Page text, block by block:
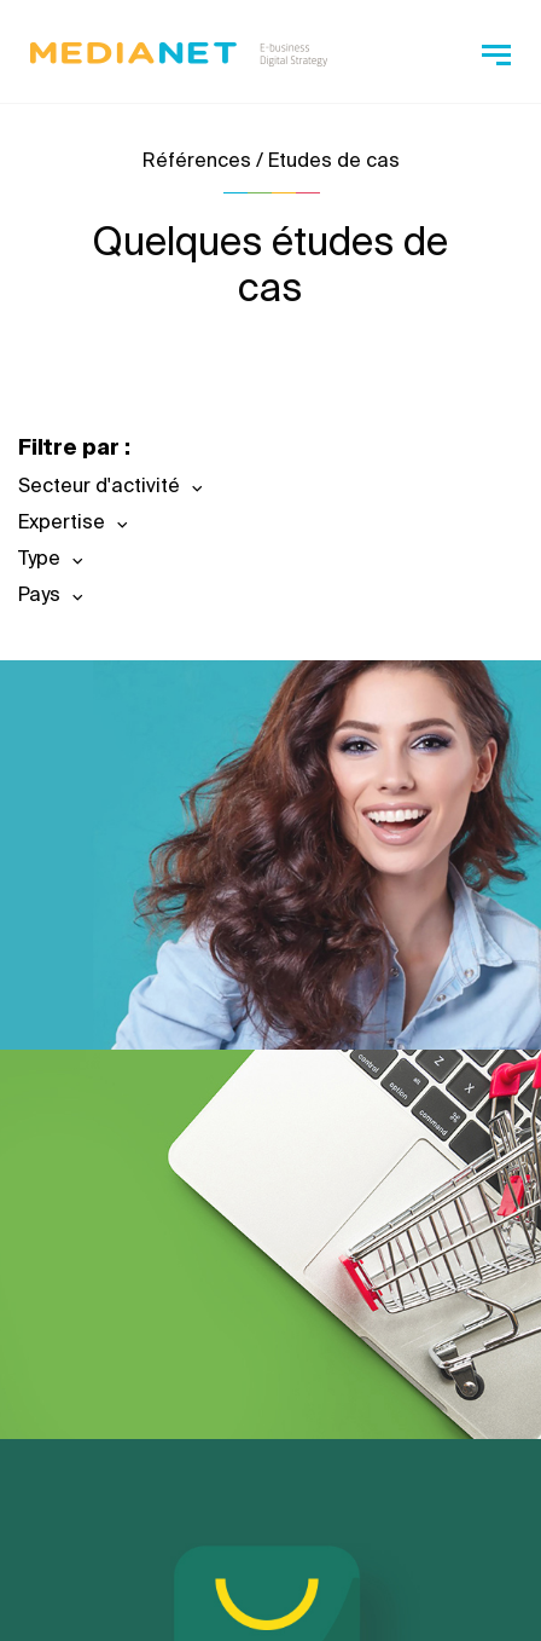
Références / Etudes de cas
Quelques études de
cas
Filtre par :
Secteur d'activité
Expertise
Type
Pays